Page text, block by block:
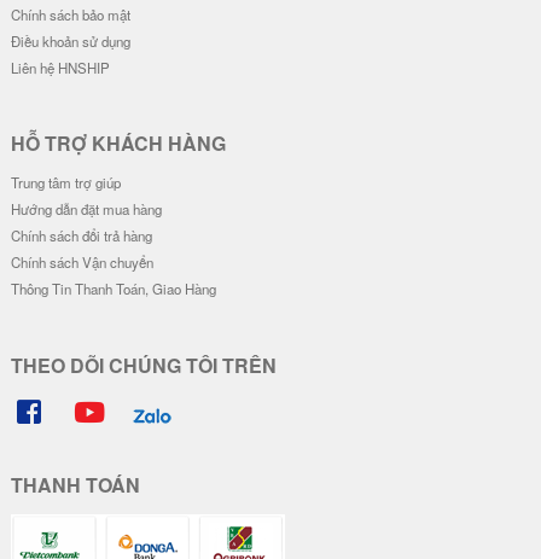
Chính sách bảo mật
Điều khoản sử dụng
Liên hệ HNSHIP
HỖ TRỢ KHÁCH HÀNG
Trung tâm trợ giúp
Hướng dẫn đặt mua hàng
Chính sách đổi trả hàng
Chính sách Vận chuyển
Thông Tin Thanh Toán, Giao Hàng
THEO DÕI CHÚNG TÔI TRÊN
THANH TOÁN